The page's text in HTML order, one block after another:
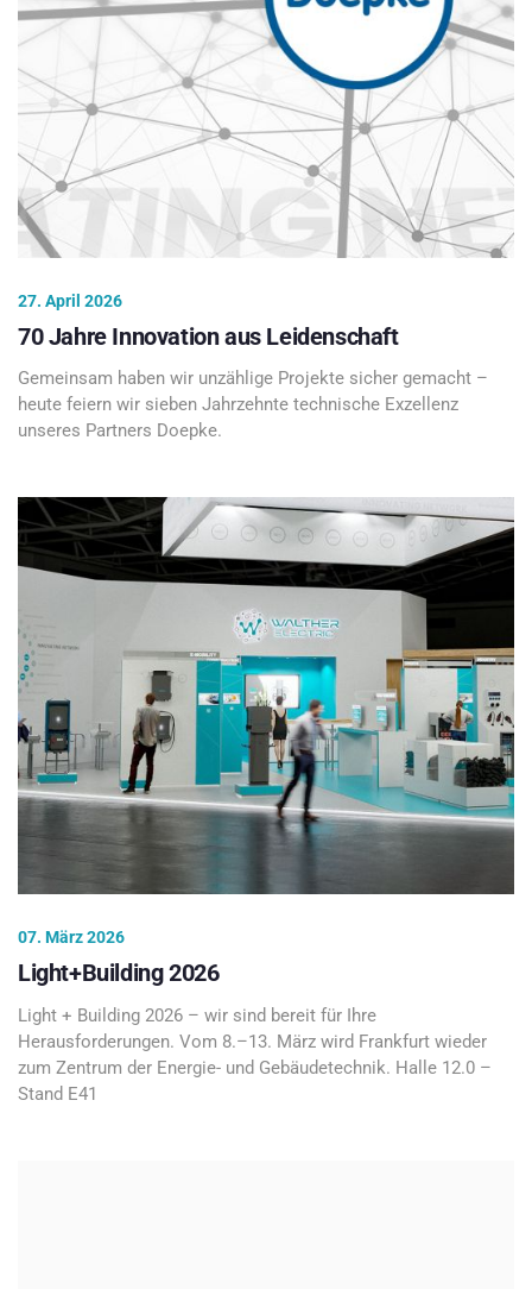
27. April 2026
70 Jahre Innovation aus Leidenschaft
Gemeinsam haben wir unzählige Projekte sicher gemacht –
heute feiern wir sieben Jahrzehnte technische Exzellenz
unseres Partners Doepke.
07. März 2026
Light+Building 2026
Light + Building 2026 – wir sind bereit für Ihre
Herausforderungen. Vom 8.–13. März wird Frankfurt wieder
zum Zentrum der Energie- und Gebäudetechnik. Halle 12.0 –
Stand E41